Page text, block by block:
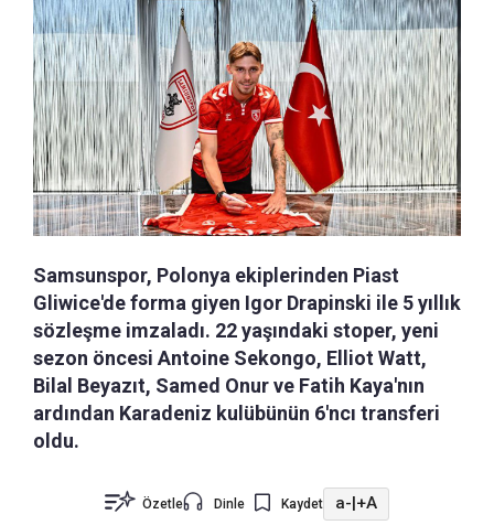
Samsunspor, Polonya ekiplerinden Piast
Gliwice'de forma giyen Igor Drapinski ile 5 yıllık
sözleşme imzaladı. 22 yaşındaki stoper, yeni
sezon öncesi Antoine Sekongo, Elliot Watt,
Bilal Beyazıt, Samed Onur ve Fatih Kaya'nın
ardından Karadeniz kulübünün 6'ncı transferi
oldu.
Özetle Dinle Kaydet a-|+A